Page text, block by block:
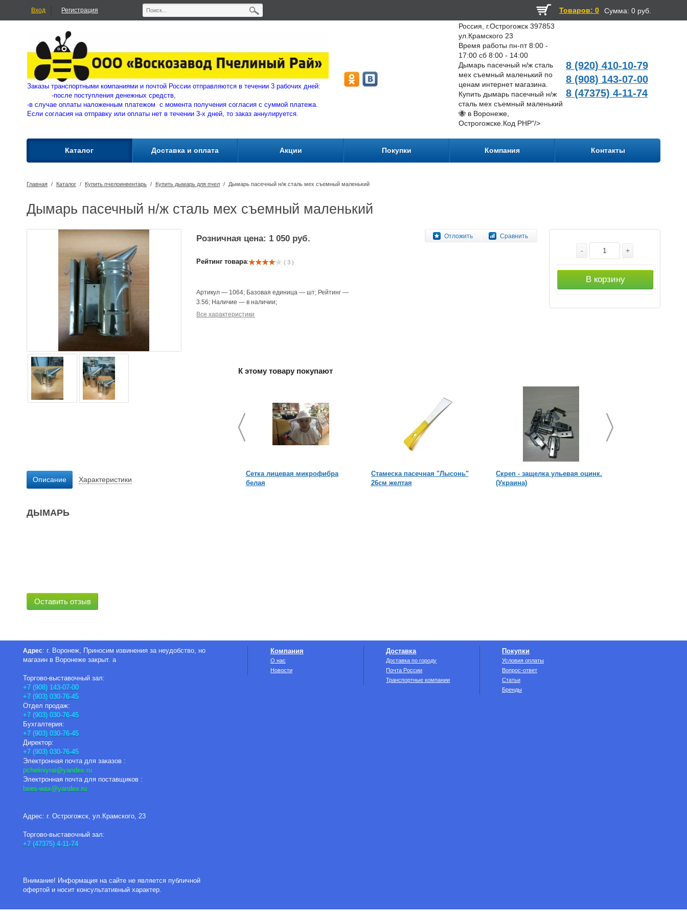
Вход Регистрация Товаров: 0 Сумма: 0 руб.
Заказы транспортными компаниями и почтой России отправляются в течении 3 рабочих дней:
-после поступления денежных средств,
-в случае оплаты наложенным платежом с момента получения согласия с суммой платежа.
Если согласия на отправку или оплаты нет в течении 3-х дней, то заказ аннулируется.
Россия, г.Острогожск 397853
ул.Крамского 23
Время работы пн-пт 8:00 -
17:00 сб 8:00 - 14:00
Дымарь пасечный н/ж сталь
мех съемный маленький по
ценам интернет магазина.
Купить дымарь пасечный н/ж
сталь мех съемный маленький
🐝 в Воронеже,
Острогожске. Код PHP"/>
8 (920) 410-10-79
8 (908) 143-07-00
8 (47375) 4-11-74
Каталог Доставка и оплата Акции Покупки Компания Контакты
Главная / Каталог / Купить пчелоинвентарь / Купить дымарь для пчел / Дымарь пасечный н/ж сталь мех съемный маленький
Дымарь пасечный н/ж сталь мех съемный маленький
Отложить Сравнить
Розничная цена: 1 050 руб.
Рейтинг товара: ( 3 )
Артикул — 1064; Базовая единица —шт; Рейтинг —
3.56; Наличие —в наличии;
Все характеристики
К этому товару покупают
Сетка лицевая микрофибра
белая
Стамеска пасечная "Лысонь"
26см желтая
Скреп - защелка ульевая оцинк.
(Украина)
- +
В корзину
Описание Характеристики
ДЫМАРЬ
Оставить отзыв
Адрес: г. Воронеж, Приносим извинения за неудобство, но
магазин в Воронеже закрыт. а
Торгово-выставочный зал:
+7 (908) 143-07-00
+7 (903) 030-76-45
Отдел продаж:
+7 (903) 030-76-45
Бухгалтерия:
+7 (903) 030-76-45
Директор:
+7 (903) 030-76-45
Электронная почта для заказов :
pcheliniyrai@yandex.ru
Электронная почта для поставщиков :
bees-wax@yandex.ru
Адрес: г. Острогожск, ул.Крамского, 23
Торгово-выставочный зал:
+7 (47375) 4-11-74
Внимание! Информация на сайте не является публичной
офертой и носит консультативный характер.
Компания
О нас
Новости
Доставка
Доставка по городу
Почта России
Транспортные компании
Покупки
Условия оплаты
Вопрос-ответ
Статьи
Бренды